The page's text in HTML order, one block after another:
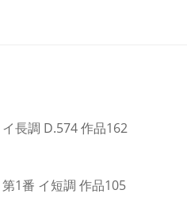
長調 D.574 作品162
1番 イ短調 作品105